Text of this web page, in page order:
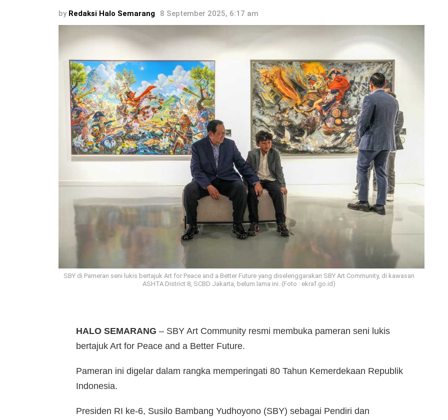
by Redaksi Halo Semarang 8 September 2025, 6:17 am
SBY di Pameran seni lukis bertajuk Art for Peace and a Better Future yang diselenggarakan SBY Art Community, di kawasan
ASHTA District 8, SCBD Jakarta, belum lama ini. (Foto : ekraf.go.id)
HALO SEMARANG – SBY Art Community resmi membuka pameran seni lukis
bertajuk Art for Peace and a Better Future.
Pameran ini digelar dalam rangka memperingati 80 Tahun Kemerdekaan Republik
Indonesia.
Presiden RI ke-6, Susilo Bambang Yudhoyono (SBY) sebagai Pendiri dan